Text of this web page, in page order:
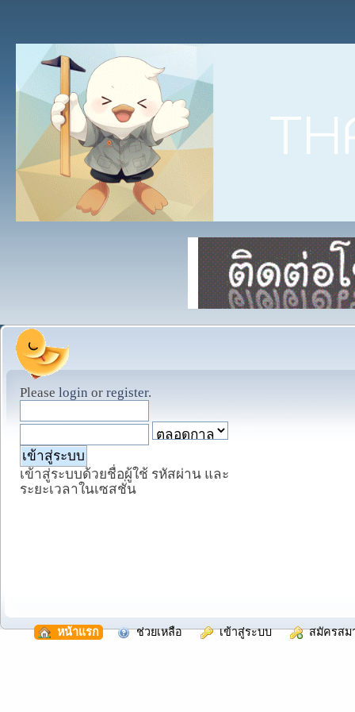
Please login or register.
เข้าสู่ระบบด้วยชื่อผู้ใช้ รหัสผ่าน และ
ระยะเวลาในเซสชั่น
หน้าแรก ช่วยเหลือ เข้าสู่ระบบ สมัครสม